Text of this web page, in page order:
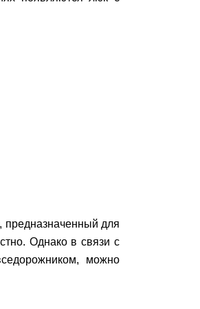
для
Однако в связи с
можно